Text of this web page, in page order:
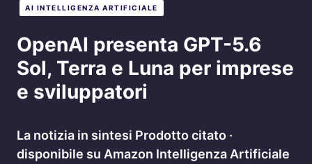
AI INTELLIGENZA ARTIFICIALE
OpenAI presenta GPT-5.6
Sol, Terra e Luna per imprese
e sviluppatori
La notizia in sintesi Prodotto citato ·
disponibile su Amazon Intelligenza Artificiale